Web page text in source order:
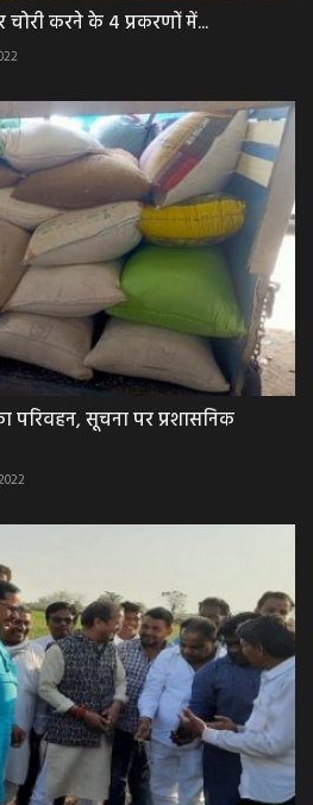
करने के 4 प्रकरणों में...
परिवहन, सूचना पर प्रशासनिक